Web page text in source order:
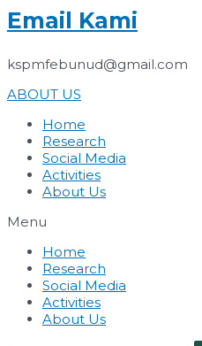
Email Kami
kspmfebunud@gmail.com
ABOUT US
Home
Research
Social Media
Activities
About Us
Menu
Home
Research
Social Media
Activities
About Us